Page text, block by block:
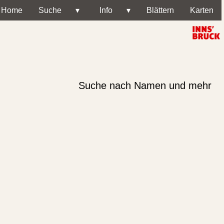
Home Suche ▾ Info ▾ Blättern Karten
Suche nach Namen und mehr